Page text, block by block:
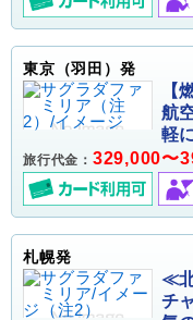
東京（羽田）発
【
航
軽
旅行代金： 329,000〜
札幌発
≪
チ